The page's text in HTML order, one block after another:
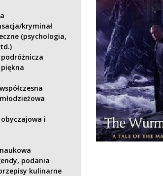
kryminał
(psychologia,
i
podania
kulinarne